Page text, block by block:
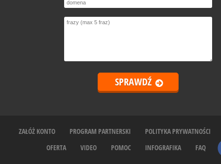
ZAŁÓŻ KONTO PROGRAM PARTNERSKI
POLITYKA PRYWATNOŚCI
OFERTA
VIDEO POMOC INFOGRAFIKA FAQ